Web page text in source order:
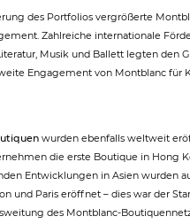
des Portfolios vergrößerte
Zahlreiche internationale
Musik und Ballett legten den
Engagement von Montblanc für
wurden ebenfalls weltweit
die erste Boutique in Hong
Entwicklungen in Asien wurden
und Paris eröffnet – dies war der
des Montblanc-